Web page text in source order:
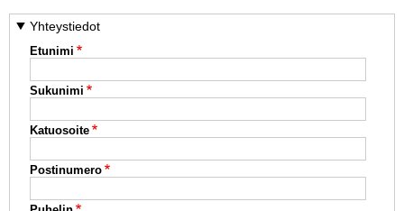
YHTEYSTIEDOT
Yhteystiedot
Etunimi
Sukunimi
Katuosoite
Postinumero